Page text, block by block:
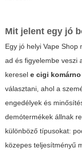
Mit jelent egy jó
Egy jó helyi Vape Shop
ad és figyelembe veszi
keresel e cigi komárno
választani, ahol a
engedélyek és
demótermékek állnak
különböző típusokat:
közepes teljesítményű